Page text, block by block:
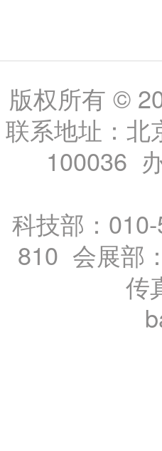
版权所有 ©
联系地址：
100036
科技部：
810 会展部
传